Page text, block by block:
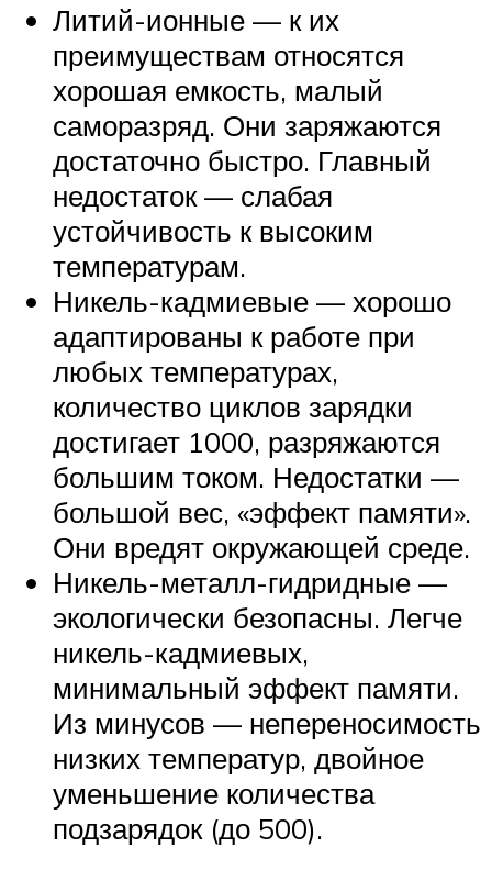
Литий-ионные — к их
преимуществам относятся
хорошая емкость, малый
саморазряд. Они заряжаются
достаточно быстро. Главный
недостаток — слабая
устойчивость к высоким
температурам.
Никель-кадмиевые — хорошо
адаптированы к работе при
любых температурах,
количество циклов зарядки
достигает 1000, разряжаются
большим током. Недостатки —
большой вес, «эффект памяти».
Они вредят окружающей среде.
Никель-металл-гидридные —
экологически безопасны. Легче
никель-кадмиевых,
минимальный эффект памяти.
Из минусов — непереносимость
низких температур, двойное
уменьшение количества
подзарядок (до 500).